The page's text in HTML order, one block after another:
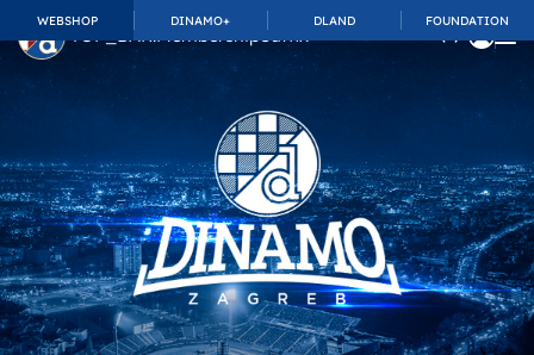
WEBSHOP DINAMO+ DLAND FOUNDATION
TOP_BAR.MembershipSuffix